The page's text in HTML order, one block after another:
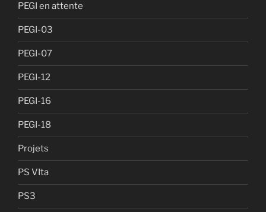
PEGI en attente
PEGI-03
PEGI-07
PEGI-12
PEGI-16
PEGI-18
Projets
PS VIta
PS3